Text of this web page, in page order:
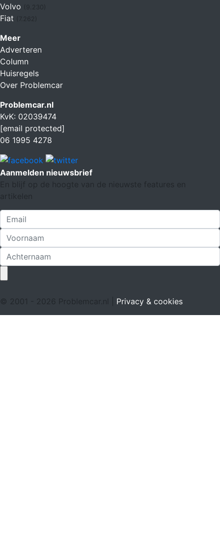
Volvo
Fiat (7.262)
Meer
Adverteren
Column
Huisregels
Over Problemcar
Problemcar.nl
KvK: 02039474
[email protected]
06 1995 4278
Aanmelden nieuwsbrief
En blijf op de hoogte van de nieuwste features en
artikelen
© 2001 - 2026 Problemcar.nl | Privacy & cookies